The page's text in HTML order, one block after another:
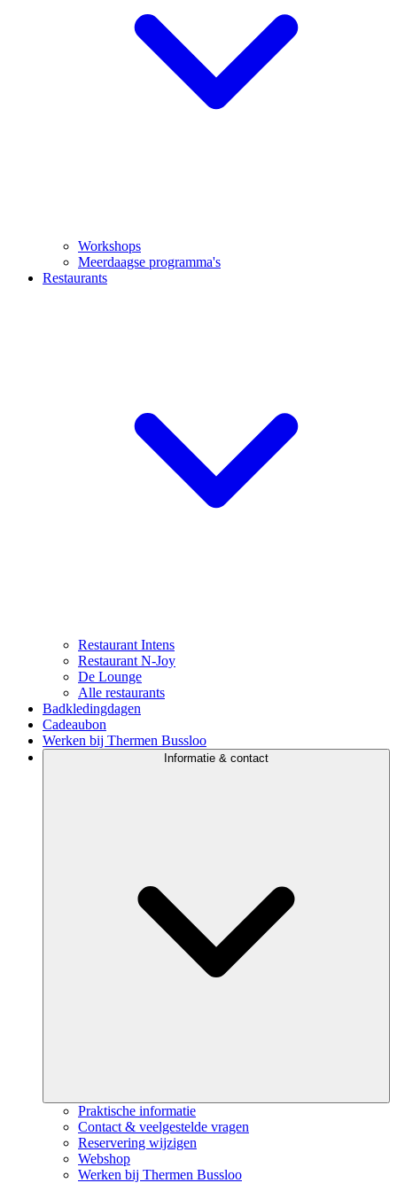
Workshops
Meerdaagse programma's
Restaurants
Restaurant Intens
Restaurant N-Joy
De Lounge
Alle restaurants
Badkledingdagen
Cadeaubon
Werken bij Thermen Bussloo
Informatie & contact
Praktische informatie
Contact & veelgestelde vragen
Reservering wijzigen
Webshop
Werken bij Thermen Bussloo